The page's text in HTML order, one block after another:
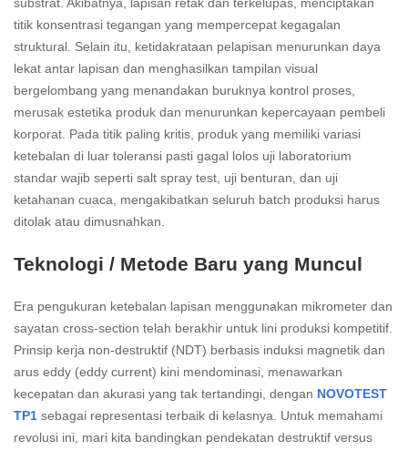
titik konsentrasi tegangan yang mempercepat kegagalan
struktural. Selain itu, ketidakrataan pelapisan menurunkan daya
lekat antar lapisan dan menghasilkan tampilan visual
bergelombang yang menandakan buruknya kontrol proses,
merusak estetika produk dan menurunkan kepercayaan pembeli
korporat. Pada titik paling kritis, produk yang memiliki variasi
ketebalan di luar toleransi pasti gagal lolos uji laboratorium
standar wajib seperti salt spray test, uji benturan, dan uji
ketahanan cuaca, mengakibatkan seluruh batch produksi harus
ditolak atau dimusnahkan.
Teknologi / Metode Baru yang Muncul
Era pengukuran ketebalan lapisan menggunakan mikrometer dan
sayatan cross-section telah berakhir untuk lini produksi kompetitif.
Prinsip kerja non-destruktif (NDT) berbasis induksi magnetik dan
arus eddy (eddy current) kini mendominasi, menawarkan
kecepatan dan akurasi yang tak tertandingi, dengan NOVOTEST
TP1 sebagai representasi terbaik di kelasnya. Untuk memahami
revolusi ini, mari kita bandingkan pendekatan destruktif versus